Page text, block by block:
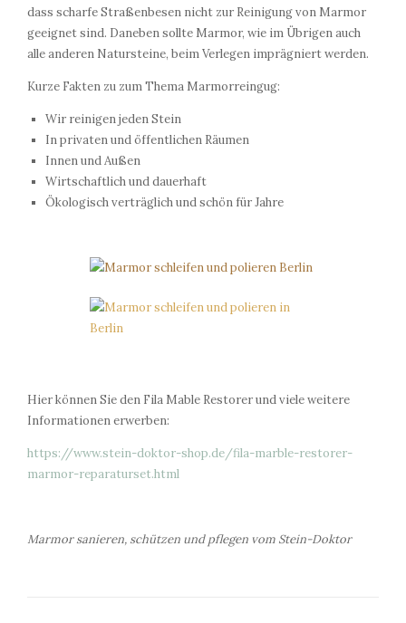
dass scharfe Straßenbesen nicht zur Reinigung von Marmor
geeignet sind. Daneben sollte Marmor, wie im Übrigen auch
alle anderen Natursteine, beim Verlegen imprägniert werden.
Kurze Fakten zu zum Thema Marmorreingug:
Wir reinigen jeden Stein
In privaten und öffentlichen Räumen
Innen und Außen
Wirtschaftlich und dauerhaft
Ökologisch verträglich und schön für Jahre
Hier können Sie den Fila Mable Restorer und viele weitere
Informationen erwerben:
https://www.stein-doktor-shop.de/fila-marble-restorer-
marmor-reparaturset.html
Marmor sanieren, schützen und pflegen vom Stein-Doktor